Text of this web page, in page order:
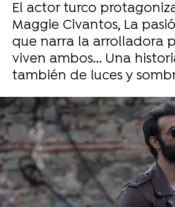
El actor turco
Maggie Civantos, La
que narra la arrolladora
viven ambos... Una
también de luces y
Maggie Civantos es Olivia en
"Todas hemos tenido
llevado al extremo"